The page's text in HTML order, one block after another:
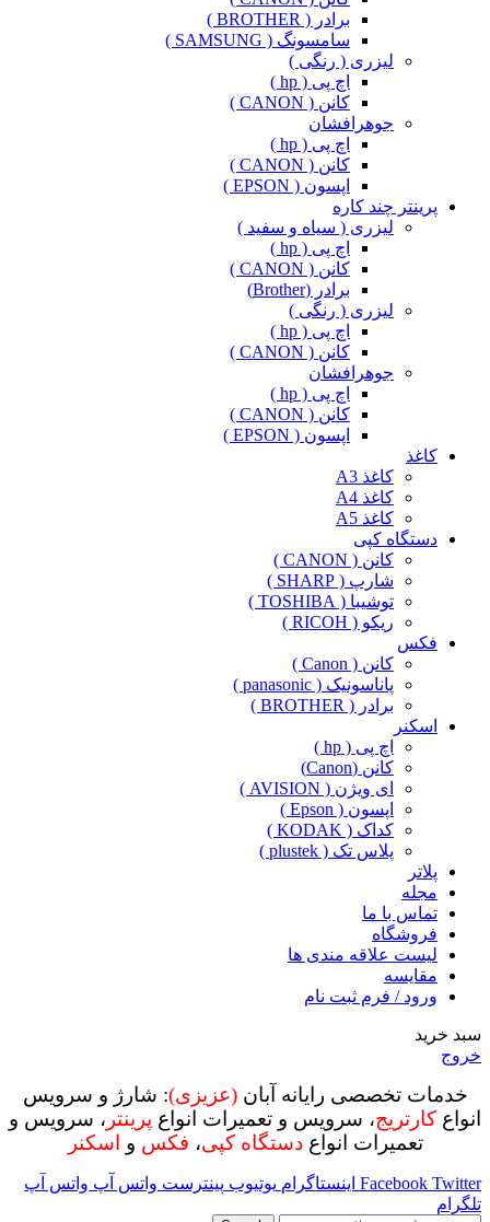
برادر ( BROTHER )
سامسونگ ( SAMSUNG )
لیزری ( رنگی )
اچ پی ( hp )
کانن ( CANON )
جوهرافشان
اچ پی ( hp )
کانن ( CANON )
اپسون ( EPSON )
پرینتر چند کاره
لیزری ( سیاه و سفید )
اچ پی ( hp )
کانن ( CANON )
برادر (Brother)
لیزری ( رنگی )
اچ پی ( hp )
کانن ( CANON )
جوهرافشان
اچ پی ( hp )
کانن ( CANON )
اپسون ( EPSON )
کاغذ
کاغذ A3
کاغذ A4
کاغذ A5
دستگاه کپی
کانن ( CANON )
شارپ ( SHARP )
توشیبا ( TOSHIBA )
ریکو ( RICOH )
فکس
کانن ( Canon )
پاناسونیک ( panasonic )
برادر ( BROTHER )
اسکنر
اچ پی ( hp )
کانن (Canon)
ای ویژن ( AVISION )
اپسون ( Epson )
کداک ( KODAK )
پلاس تک ( plustek )
پلاتر
مجله
تماس با ما
فروشگاه
لیست علاقه مندی ها
مقایسه
ورود / فرم ثبت نام
سبد خرید
خروج
خدمات تخصصی رایانه آبان (عزیزی): شارژ و سرویس
انواع کارتریج، سرویس و تعمیرات انواع پرینتر ، سرویس و
تعمیرات انواعدستگاه کپی، فکس و اسکنر
Facebook Twitter اینستاگرام یوتیوب پینترست واتس آپ واتس آپ
تلگرام